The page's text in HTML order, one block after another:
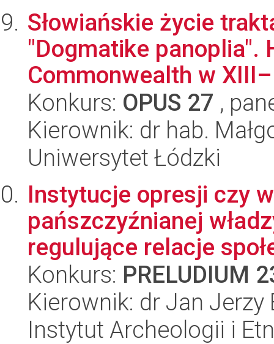
Słowiańskie życie
"Dogmatike panoplia".
Commonwealth w
Konkurs: OPUS 27 ,
Kierownik: dr hab.
Uniwersytet Łódzki
Instytucje opresji czy
pańszczyźnianej
regulujące relacje
Konkurs: PRELUDIUM
Kierownik: dr Jan Jerzy
Instytut Archeologii i